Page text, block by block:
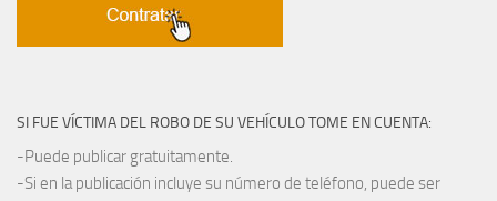
SI FUE VÍCTIMA DEL ROBO DE SU VEHÍCULO TOME EN CUENTA:
-Puede publicar gratuitamente.
-Si en la publicación incluye su número de teléfono, puede ser